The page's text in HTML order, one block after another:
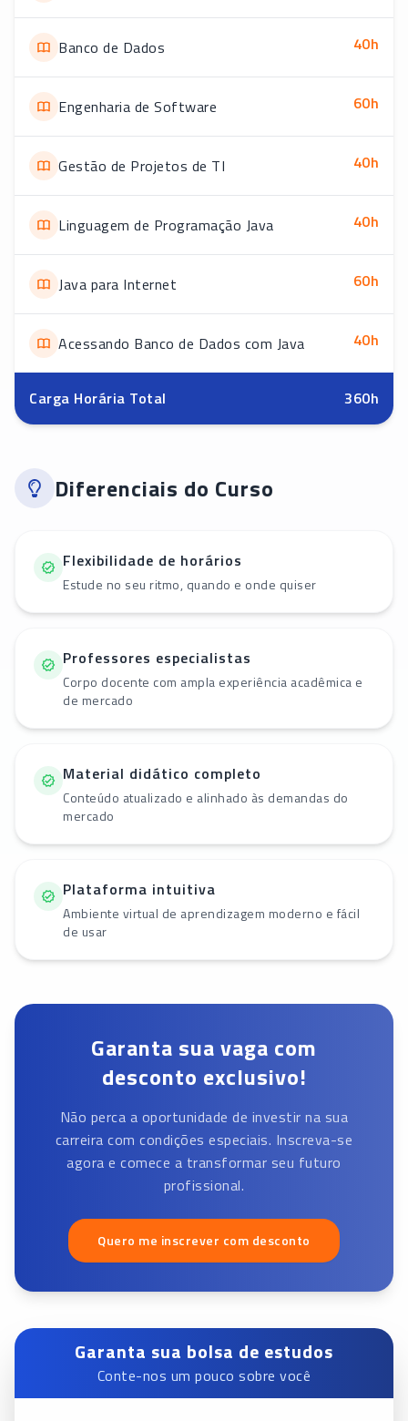
Banco de Dados 40h
Engenharia de Software 60h
Gestão de Projetos de TI 40h
Linguagem de Programação Java 40h
Java para Internet 60h
Acessando Banco de Dados com Java 40h
Carga Horária Total 360h
Diferenciais do Curso
Flexibilidade de horários
Estude no seu ritmo, quando e onde quiser
Professores especialistas
Corpo docente com ampla experiência acadêmica e
de mercado
Material didático completo
Conteúdo atualizado e alinhado às demandas do
mercado
Plataforma intuitiva
Ambiente virtual de aprendizagem moderno e fácil
de usar
Garanta sua vaga com
desconto exclusivo!
Não perca a oportunidade de investir na sua
carreira com condições especiais. Inscreva-se
agora e comece a transformar seu futuro
profissional.
Quero me inscrever com desconto
Garanta sua bolsa de estudos
Conte-nos um pouco sobre você